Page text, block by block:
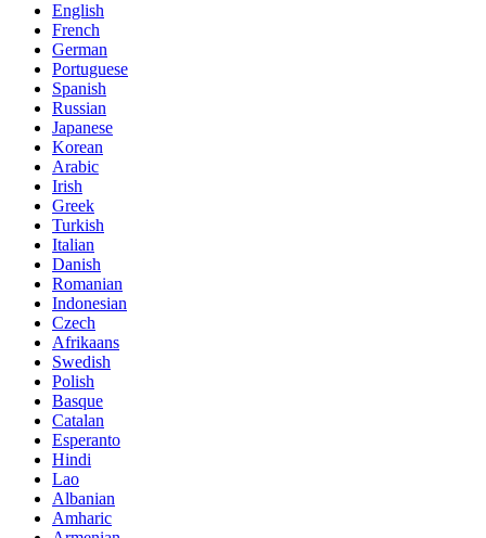
English
French
German
Portuguese
Spanish
Russian
Japanese
Korean
Arabic
Irish
Greek
Turkish
Italian
Danish
Romanian
Indonesian
Czech
Afrikaans
Swedish
Polish
Basque
Catalan
Esperanto
Hindi
Lao
Albanian
Amharic